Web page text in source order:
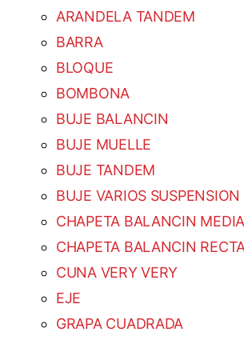
ARANDELA TANDEM
BARRA
BLOQUE
BOMBONA
BUJE BALANCIN
BUJE MUELLE
BUJE TANDEM
BUJE VARIOS SUSPENSION
CHAPETA BALANCIN
CHAPETA BALANCIN
CUNA VERY VERY
EJE
GRAPA CUADRADA